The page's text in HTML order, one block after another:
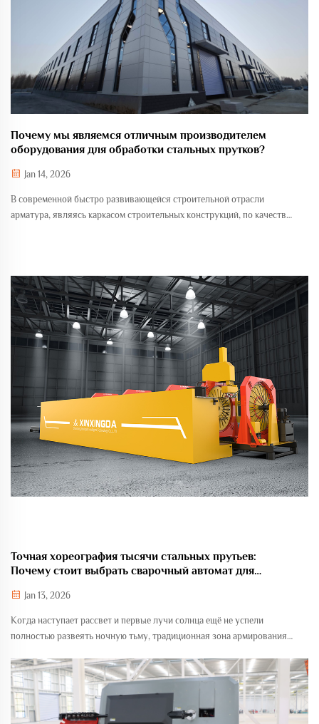
Почему мы являемся отличным производителем
оборудования для обработки стальных прутков?
Jan 14, 2026
В современной быстро развивающейся строительной отрасли
арматура, являясь каркасом строительных конструкций, по качеству
Точная хореография тысячи стальных прутьев:
Почему стоит выбрать сварочный автомат для
Jan 13, 2026
Когда наступает рассвет и первые лучи солнца ещё не успели
полностью развеять ночную тьму, традиционная зона армирования
Рабочие приседают среди густой сети арматуры, wiel...